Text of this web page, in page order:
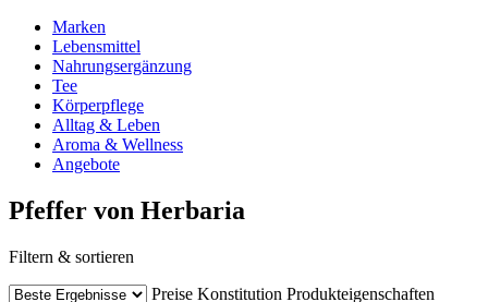
Marken
Lebensmittel
Nahrungsergänzung
Tee
Körperpflege
Alltag & Leben
Aroma & Wellness
Angebote
Pfeffer von Herbaria
Filtern & sortieren
Preise Konstitution Produkteigenschaften